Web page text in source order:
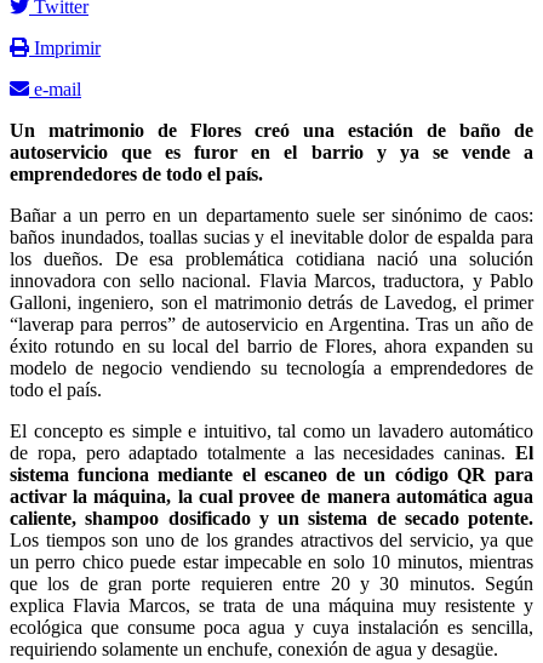
Twitter
Imprimir
e-mail
Un matrimonio de Flores creó una estación de baño de
autoservicio que es furor en el barrio y ya se vende a
emprendedores de todo el país.
Bañar a un perro en un departamento suele ser sinónimo de caos:
baños inundados, toallas sucias y el inevitable dolor de espalda para
los dueños. De esa problemática cotidiana nació una solución
innovadora con sello nacional. Flavia Marcos, traductora, y Pablo
Galloni, ingeniero, son el matrimonio detrás de Lavedog, el primer
“laverap para perros” de autoservicio en Argentina. Tras un año de
éxito rotundo en su local del barrio de Flores, ahora expanden su
modelo de negocio vendiendo su tecnología a emprendedores de
todo el país.
El concepto es simple e intuitivo, tal como un lavadero automático
de ropa, pero adaptado totalmente a las necesidades caninas. El
sistema funciona mediante el escaneo de un código QR para
activar la máquina, la cual provee de manera automática agua
caliente, shampoo dosificado y un sistema de secado potente.
Los tiempos son uno de los grandes atractivos del servicio, ya que
un perro chico puede estar impecable en solo 10 minutos, mientras
que los de gran porte requieren entre 20 y 30 minutos. Según
explica Flavia Marcos, se trata de una máquina muy resistente y
ecológica que consume poca agua y cuya instalación es sencilla,
requiriendo solamente un enchufe, conexión de agua y desagüe.